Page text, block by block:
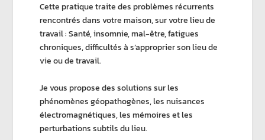
Cette pratique traite des problèmes récurrents
rencontrés dans votre maison, sur votre lieu de
travail : Santé, insomnie, mal-être, fatigues
chroniques, difficultés à s’approprier son lieu de
vie ou de travail.
Je vous propose des solutions sur les
phénomènes géopathogènes, les nuisances
électromagnétiques, les mémoires et les
perturbations subtils du lieu.